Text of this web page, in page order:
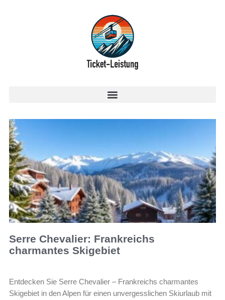
Serre Chevalier: Frankreichs
charmantes Skigebiet
Entdecken Sie Serre Chevalier – Frankreichs charmantes
Skigebiet in den Alpen für einen unvergesslichen Skiurlaub mit